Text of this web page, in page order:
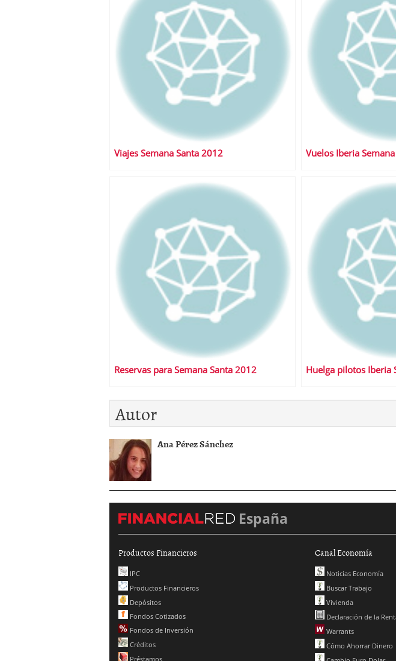
Viajes Semana Santa 2012 Vuelos Iberia
Reservas para Semana Santa 2012 Huelga pilotos Iberia
Autor
Ana Pérez Sánchez
España
Productos Financieros
IPC
Productos Financieros
Depósitos
Fondos Cotizados
Fondos de Inversión
Créditos
Préstamos
Canal Economía
Noticias Economía
Buscar Trabajo
Vivienda
Declaración de la
Warrants
Cómo Ahorrar Dinero